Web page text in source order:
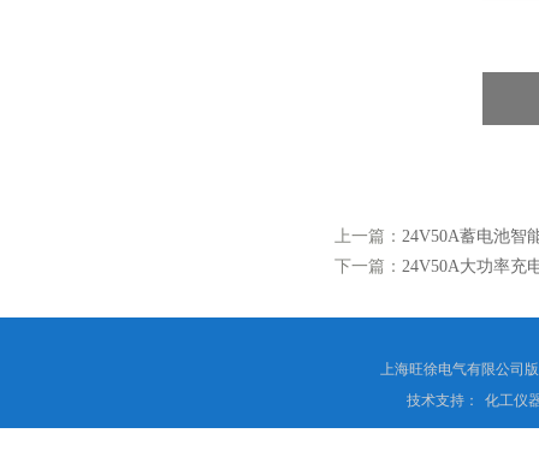
上一篇： 24V50A蓄电池智
下一篇： 24V50A大功率充
上海旺徐电气有限公司
技术支持：
化工仪